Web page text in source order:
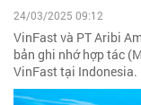
24/03/2025 09:12
VinFast và PT Aribi
bản ghi nhớ hợp tác
VinFast tại Indonesia.